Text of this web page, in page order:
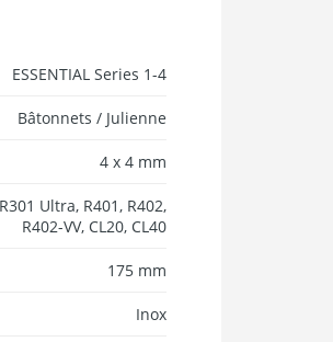
ESSENTIAL Series 1-4
Bâtonnets / Julienne
4 x 4 mm
Ultra, R401, R402,
R402-VV, CL20, CL40
175 mm
Inox